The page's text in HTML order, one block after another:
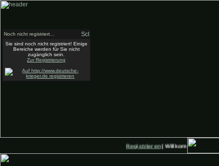
Registrieren| Willkommen auf
Noch nicht registriert...
Sie sind noch nicht registriert! Einige
Bereiche werden für Sie nicht
zugänglich sein.
Zur Registrierung